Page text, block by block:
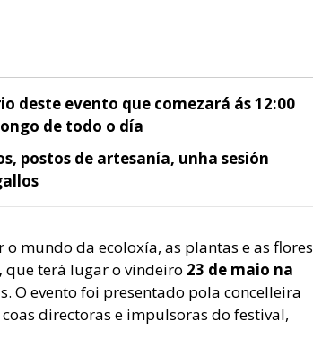
deste evento que comezará ás 12:00
de todo o día
postos de artesanía, unha sesión
mundo da ecoloxía, as plantas e as flores
que terá lugar o vindeiro 23 de maio na
O evento foi presentado pola concelleira
directoras e impulsoras do festival,